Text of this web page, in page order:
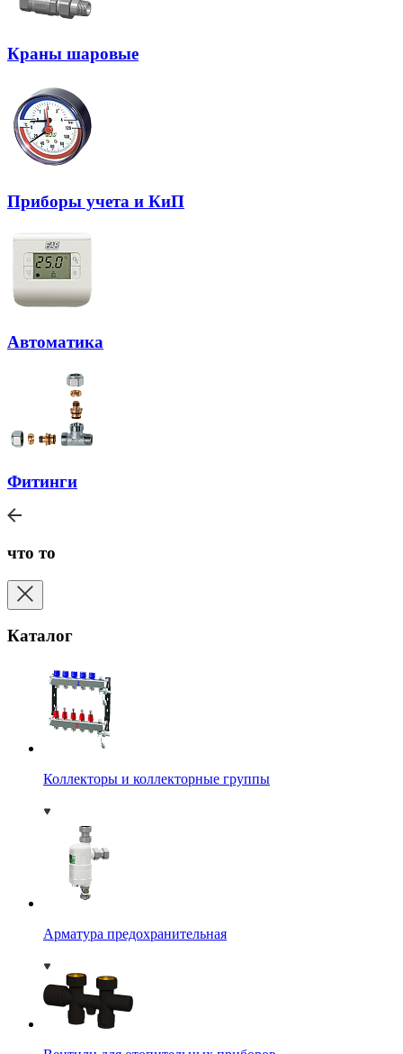
Краны шаровые
Приборы учета и КиП
Автоматика
Фитинги
что то
Каталог
Коллекторы и коллекторные группы
Арматура предохранительная